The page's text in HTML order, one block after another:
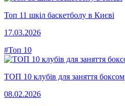
Топ 11 шкіл баскетболу в Києві
17.03.2026
#Топ 10
ТОП 10 клубів для заняття боксом
08.02.2026